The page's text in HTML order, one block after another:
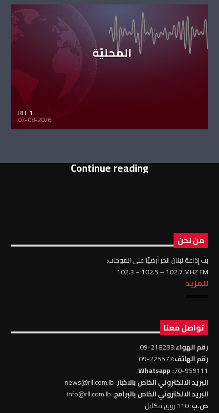
المحليّة
RLL 1
07-08-2026
Continue reading
من نحن
بثّ إذاعة لبنان الحر أرضيًّا على الموجات:
102.3 – 102.5 – 102.7 MHZ FM
للمزيد
تواصل معنا
رقم الهواء:218233-09
رقم الهاتف:225577-09
70-959111
: Whatsapp
البريد الالكتروني الخاص بالاخبار: news@rll.com.lb
البريد الالكتروني الخاص بالبرامج: info@rll.com.lb
ص.ب: 110 زوق مكايل